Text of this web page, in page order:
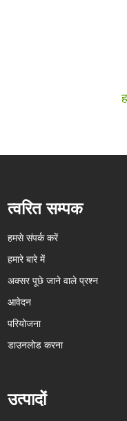
त्वरित सम्पक
हमसे संपर्क करें
हमारे बारे में
अक्सर पूछे जाने वाले प्रश्न
आवेदन
परियोजना
डाउनलोड करना
उत्पादों